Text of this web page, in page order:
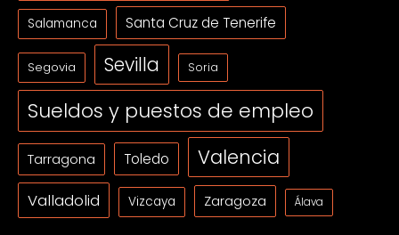
Salamanca Santa Cruz de Tenerife
Segovia Sevilla Soria
Sueldos y puestos de empleo
Tarragona Toledo Valencia
Valladolid Vizcaya Zaragoza Álava